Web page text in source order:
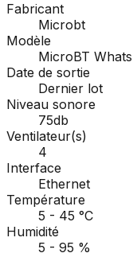
Fabricant
Microbt
Modèle
MicroBT
Date de sortie
Dernier lot
Niveau sonore
75db
Ventilateur(s)
4
Interface
Ethernet
Température
5 - 45 °C
Humidité
5 - 95 %